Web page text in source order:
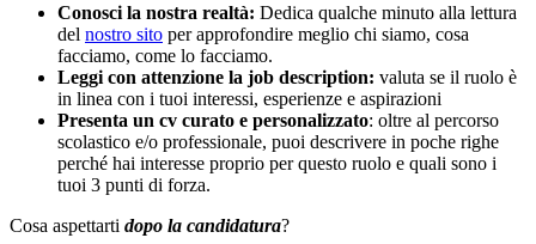
Conosci la nostra realtà: Dedica qualche minuto alla lettura
del nostro sito per approfondire meglio chi siamo, cosa
facciamo, come lo facciamo.
Leggi con attenzione la job description: valuta se il ruolo è
in linea con i tuoi interessi, esperienze e aspirazioni
Presenta un cv curato e personalizzato: oltre al percorso
scolastico e/o professionale, puoi descrivere in poche righe
perché hai interesse proprio per questo ruolo e quali sono i
tuoi 3 punti di forza.
Cosa aspettarti dopo la candidatura?